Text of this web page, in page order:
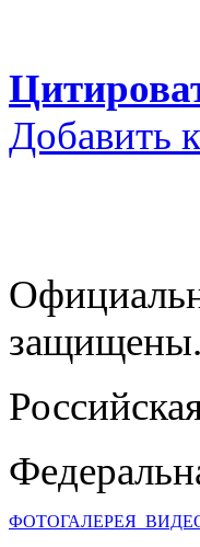
Добавить
защищены.
ФОТОГАЛЕРЕЯ